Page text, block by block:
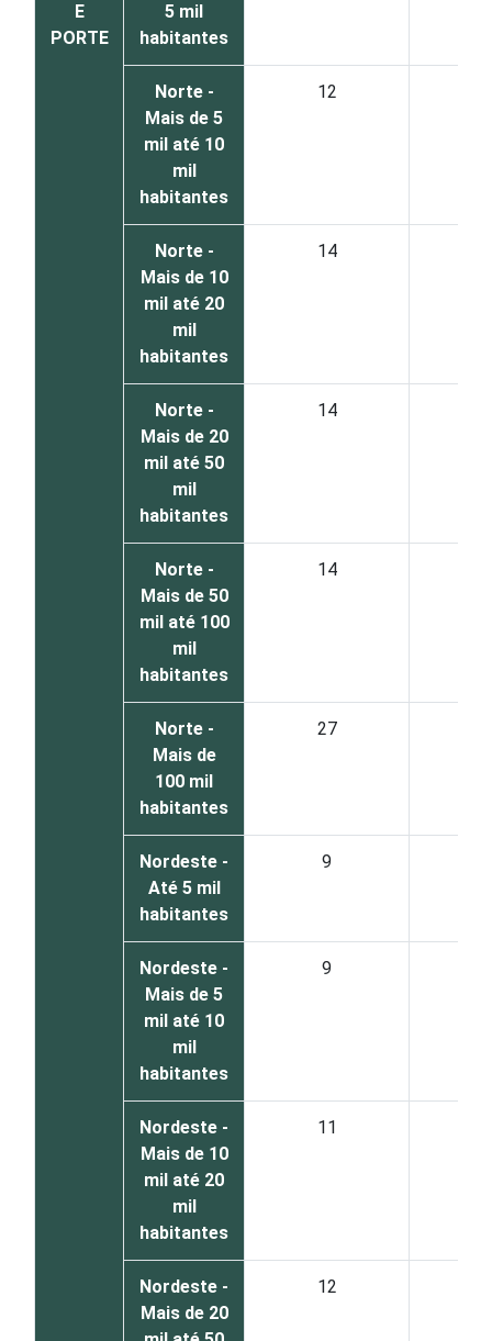
E
PORTE
5 mil
habitantes
Norte -
Mais de 5
mil até 10
mil
habitantes
12
Norte -
Mais de 10
mil até 20
mil
habitantes
14
Norte -
Mais de 20
mil até 50
mil
habitantes
14
Norte -
Mais de 50
mil até 100
mil
habitantes
14
Norte -
Mais de
100 mil
habitantes
27
Nordeste -
Até 5 mil
habitantes
9
Nordeste -
Mais de 5
mil até 10
mil
habitantes
9
Nordeste -
Mais de 10
mil até 20
mil
habitantes
11
Nordeste -
Mais de 20
12